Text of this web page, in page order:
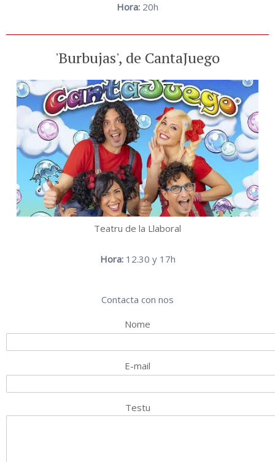
Hora: 20h
'Burbujas', de CantaJuego
Teatru de la Llaboral
Hora:12.30 y 17h
Contacta con nos
Nome
E-mail
Testu